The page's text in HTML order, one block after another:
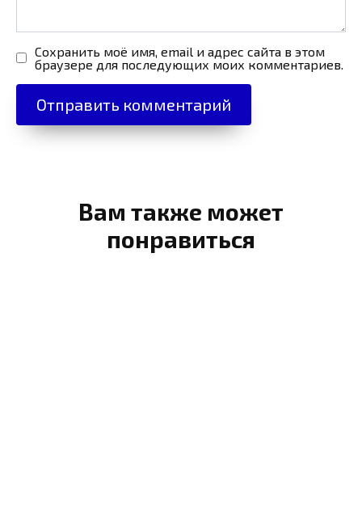
Сохранить моё имя, email и адрес сайта в этом
браузере для последующих моих комментариев.
Вам также может
понравиться